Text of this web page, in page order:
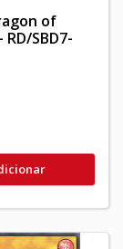
of
SBD7-